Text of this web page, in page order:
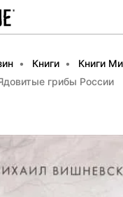
Книги
Книги
грибы России